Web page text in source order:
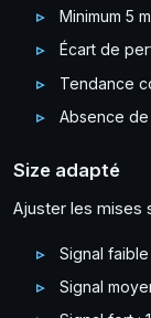
Minimum 5
Écart de
Tendance
Absence
Size adapté
Ajuster les mises
Signal
Signal